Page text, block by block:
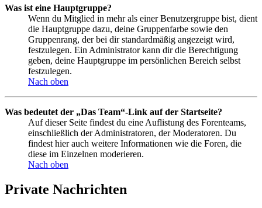
Was ist eine Hauptgruppe?
Wenn du Mitglied in mehr als einer Benutzergruppe bist, dient
die Hauptgruppe dazu, deine Gruppenfarbe sowie den
Gruppenrang, der bei dir standardmäßig angezeigt wird,
festzulegen. Ein Administrator kann dir die Berechtigung
geben, deine Hauptgruppe im persönlichen Bereich selbst
festzulegen.
Nach oben
Was bedeutet der „Das Team“-Link auf der Startseite?
Auf dieser Seite findest du eine Auflistung des Forenteams,
einschließlich der Administratoren, der Moderatoren. Du
findest hier auch weitere Informationen wie die Foren, die
diese im Einzelnen moderieren.
Nach oben
Private Nachrichten